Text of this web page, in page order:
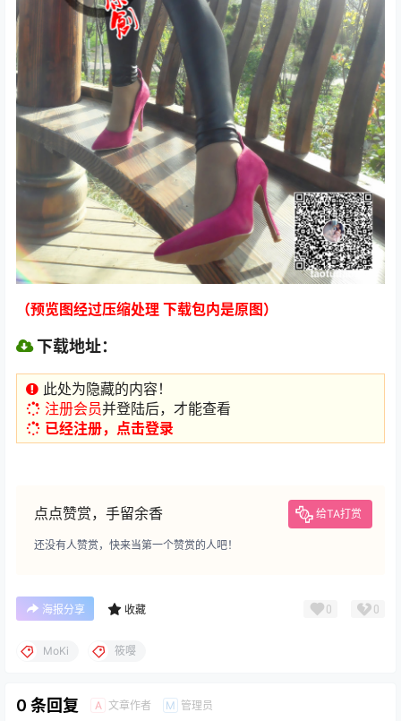
（预览图经过压缩处理 下载包内是原图）
下载地址：
此处为隐藏的内容！
注册会员并登陆后，才能查看
已经注册，点击登录
点点赞赏，手留余香 给TA打赏
还没有人赞赏，快来当第一个赞赏的人吧！
海报分享 收藏 0 0
MoKi 筱嘤
0 条回复 A 文章作者 M 管理员